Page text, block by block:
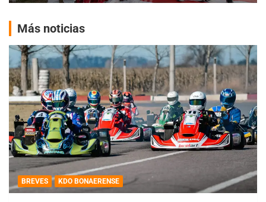
Más noticias
BREVES KDO BONAERENSE